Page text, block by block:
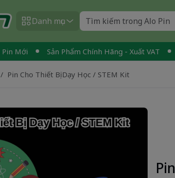
Danh mục
Sản Phẩm Chính Hãng - Xuất VAT Mua
Pin Cho Thiết Bị Dạy Học / STEM Kit